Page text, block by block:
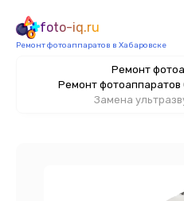
foto-iq.ru
Ремонт фотоаппаратов в Хабаровске
Ремонт
Ремонт фотоаппаратов
Замена